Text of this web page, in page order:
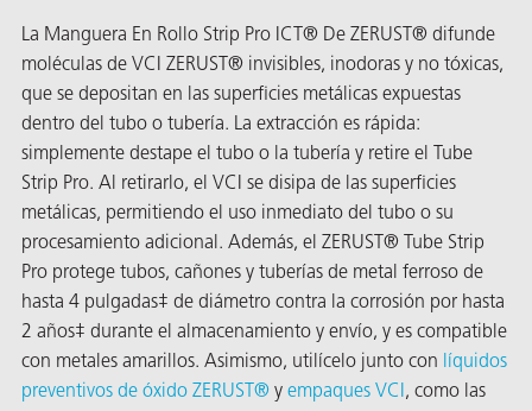
La Manguera En Rollo Strip Pro ICT® De ZERUST® difunde
moléculas de VCI ZERUST® invisibles, inodoras y no tóxicas,
que se depositan en las superficies metálicas expuestas
dentro del tubo o tubería. La extracción es rápida:
simplemente destape el tubo o la tubería y retire el Tube
Strip Pro. Al retirarlo, el VCI se disipa de las superficies
metálicas, permitiendo el uso inmediato del tubo o su
procesamiento adicional. Además, el ZERUST® Tube Strip
Pro protege tubos, cañones y tuberías de metal ferroso de
hasta 4 pulgadas‡ de diámetro contra la corrosión por hasta
2 años‡ durante el almacenamiento y envío, y es compatible
con metales amarillos. Asimismo, utilícelo junto con líquidos
preventivos de óxido ZERUST® y empaques VCI, como las
de